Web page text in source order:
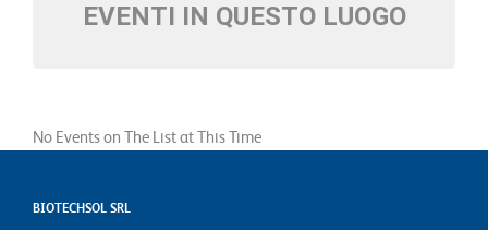
EVENTI IN QUESTO LUOGO
No Events on The List at This Time
BIOTECHSOL SRL